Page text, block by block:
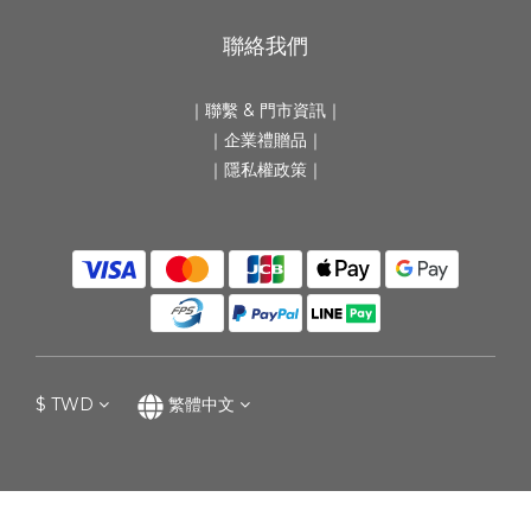
聯絡我們
｜ 聯繫 & 門市資訊 ｜
｜ 企業禮贈品 ｜
｜隱私權政策｜
$ TWD 繁體中文